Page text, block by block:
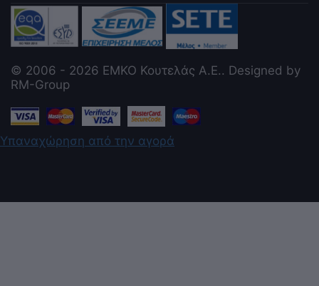
© 2006 - 2026 ΕΜΚΟ Κουτελάς Α.Ε.. Designed by
RM-Group
Υπαναχώρηση από την αγορά